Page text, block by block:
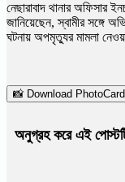
নেছারাবাদ থানার অফিসার
জানিয়েছেন, স্বামীর সঙ্গে
ঘটনায় অপমৃত্যুর মামলা
📸 Download PhotoCard
অনুগ্রহ করে এই